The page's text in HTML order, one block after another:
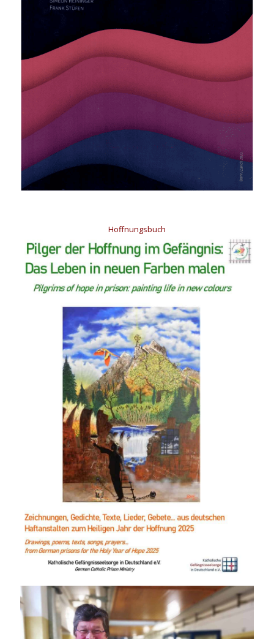
Hoffnungsbuch